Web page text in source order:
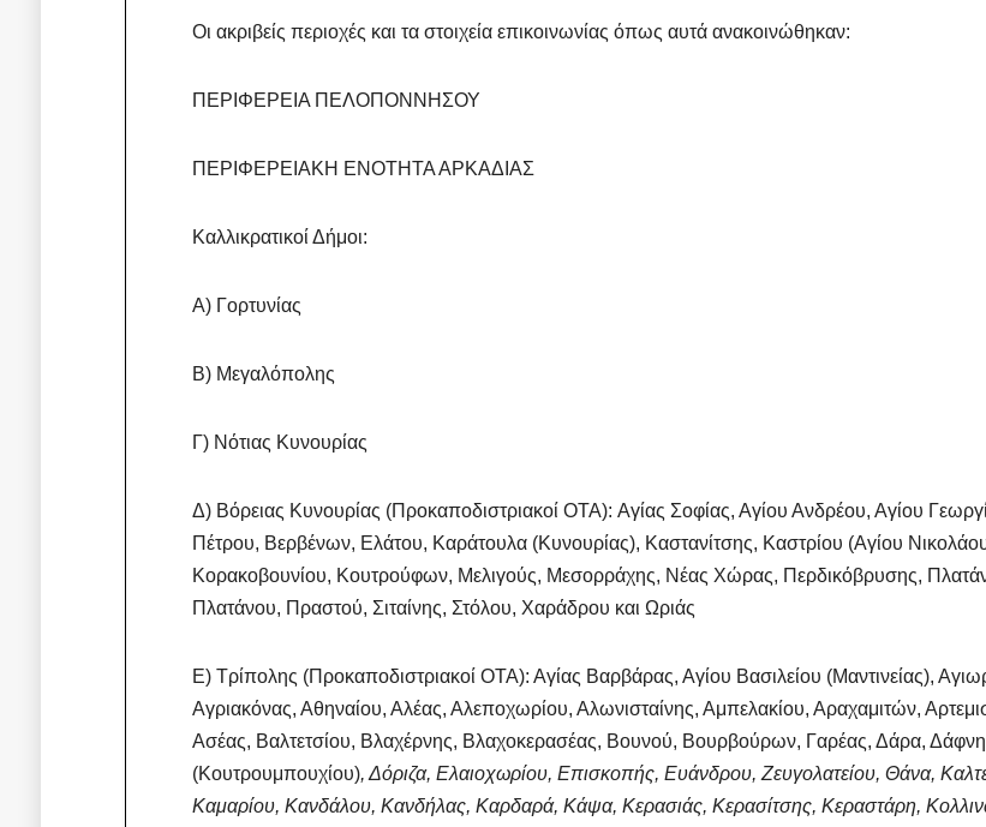
Οι ακριβείς περιοχές και τα στοιχεία επικοινωνίας όπως αυτά ανακοινώθηκαν:
ΠΕΡΙΦΕΡΕΙΑ ΠΕΛΟΠΟΝΝΗΣΟΥ
ΠΕΡΙΦΕΡΕΙΑΚΗ ΕΝΟΤΗΤΑ ΑΡΚΑΔΙΑΣ
Καλλικρατικοί Δήμοι:
A) Γορτυνίας
B) Μεγαλόπολης
Γ) Νότιας Κυνουρίας
Δ) Βόρειας Κυνουρίας (Προκαποδιστριακοί ΟΤΑ): Αγίας Σοφίας, Αγίου Ανδρέου, Αγίου
Πέτρου, Βερβένων, Ελάτου, Καράτουλα (Κυνουρίας), Καστανίτσης, Καστρίου (Αγίου
Κορακοβουνίου, Κουτρούφων, Μελιγούς, Μεσορράχης, Νέας Χώρας, Περδικόβρυσης,
Πλατάνου, Πραστού, Σιταίνης, Στόλου, Χαράδρου και Ωριάς
Ε) Τρίπολης (Προκαποδιστριακοί ΟΤΑ): Αγίας Βαρβάρας, Αγίου Βασιλείου (Μαντινείας),
Αγριακόνας, Αθηναίου, Αλέας, Αλεποχωρίου, Αλωνισταίνης, Αμπελακίου, Αραχαμιτών,
Ασέας, Βαλτετσίου, Βλαχέρνης, Βλαχοκερασέας, Βουνού, Βουρβούρων, Γαρέας, Δάρα,
(Κουτρουμπουχίου), Δόριζα, Ελαιοχωρίου, Επισκοπής, Ευάνδρου, Ζευγολατείου, Θάνα,
Καμαρίου, Κανδάλου, Κανδήλας, Καρδαρά, Κάψα, Κερασιάς, Κερασίτσης, Κεραστάρη,